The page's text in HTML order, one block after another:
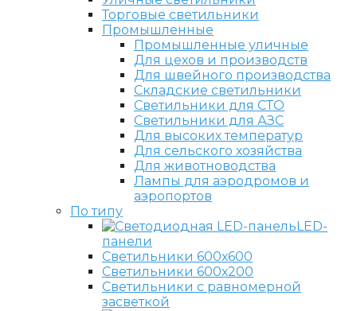
Торговые светильники
Промышленные
Промышленные уличные
Для цехов и производств
Для швейного производства
Складские светильники
Светильники для СТО
Светильники для АЗС
Для высоких температур
Для сельского хозяйства
Для животноводства
Лампы для аэродромов и
аэропортов
По типу
LED-
панели
Светильники 600х600
Светильники 600х200
Светильники с равномерной
засветкой